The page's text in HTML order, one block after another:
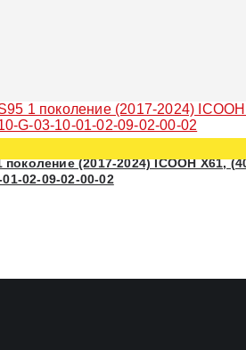
(2017-2024) ICOOH
02-09-02-00-02